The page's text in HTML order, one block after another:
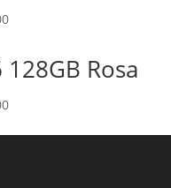
El
actual
es:
$1.049,00.
Rosa
El